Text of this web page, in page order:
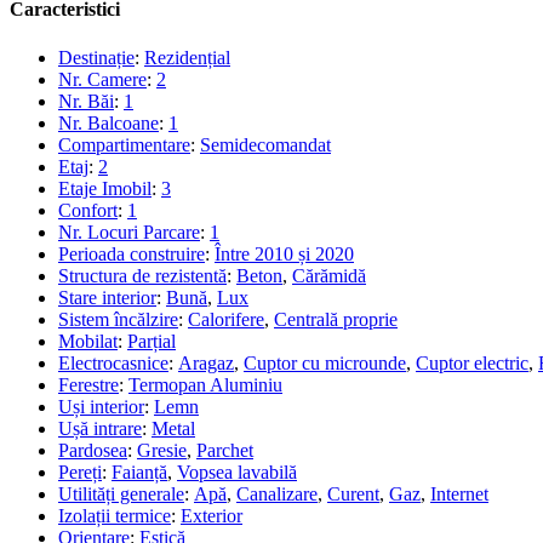
Caracteristici
Destinație: Rezidențial
Nr. Camere: 2
Nr. Băi: 1
Nr. Balcoane: 1
Compartimentare: Semidecomandat
Etaj: 2
Etaje Imobil: 3
Confort: 1
Nr. Locuri Parcare: 1
Perioada construire: Între 2010 și 2020
Structura de rezistentă: Beton, Cărămidă
Stare interior: Bună, Lux
Sistem încălzire: Calorifere, Centrală proprie
Mobilat: Parțial
Electrocasnice: Aragaz, Cuptor cu microunde, Cuptor electric,
Ferestre: Termopan Aluminiu
Uși interior: Lemn
Ușă intrare: Metal
Pardosea: Gresie, Parchet
Pereți: Faianță, Vopsea lavabilă
Utilități generale: Apă, Canalizare, Curent, Gaz, Internet
Izolații termice: Exterior
Orientare: Estică